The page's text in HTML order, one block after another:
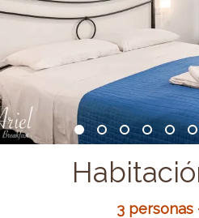
3 personas